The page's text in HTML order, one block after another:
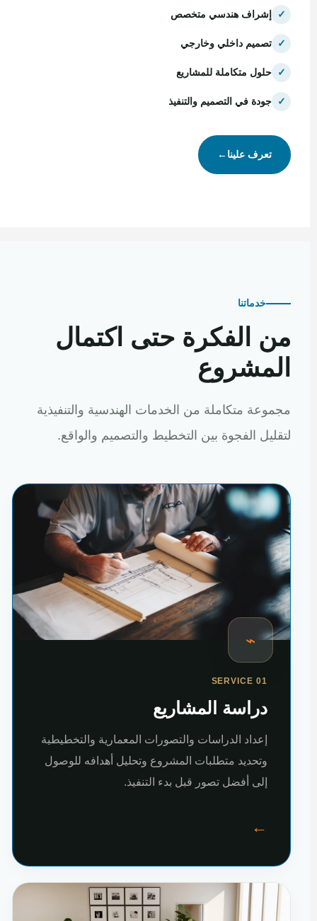
✓ إشراف هندسي متخصص
✓ تصميم داخلي وخارجي
✓ حلول متكاملة للمشاريع
✓ جودة في التصميم والتنفيذ
تعرف علينا←
خدماتنا
من الفكرة حتى اكتمال
المشروع
مجموعة متكاملة من الخدمات الهندسية والتنفيذية
لتقليل الفجوة بين التخطيط والتصميم والواقع.
⌁
SERVICE 01
دراسة المشاريع
إعداد الدراسات والتصورات المعمارية والتخطيطية
وتحديد متطلبات المشروع وتحليل أهدافه للوصول
إلى أفضل تصور قبل بدء التنفيذ.
←